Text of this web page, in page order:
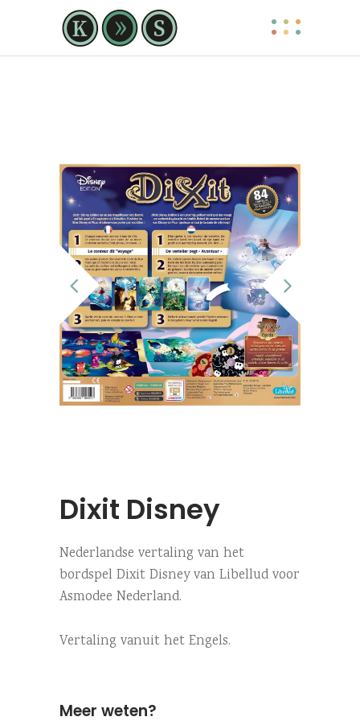
Dixit Disney
Nederlandse vertaling van het
bordspel Dixit Disney van Libellud voor
Asmodee Nederland.
Vertaling vanuit het Engels.
Meer weten?